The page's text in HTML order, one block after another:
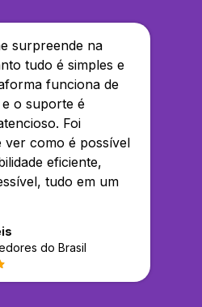
surpreende na
tudo é simples e
funciona de
o suporte é
Foi
ver como é possível
eficiente,
tudo em um
do Brasil